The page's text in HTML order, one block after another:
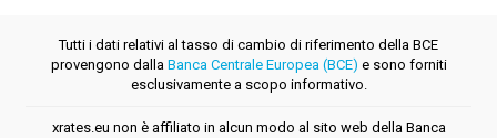
Tutti i dati relativi al tasso di cambio di riferimento della BCE
provengono dalla Banca Centrale Europea (BCE) e sono forniti
esclusivamente a scopo informativo.
xrates.eu non è affiliato in alcun modo al sito web della Banca